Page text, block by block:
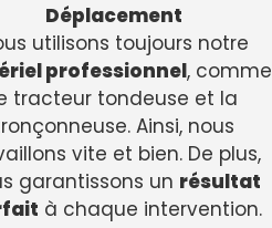
Déplacement
utilisons toujours notre
professionnel, comme
tracteur tondeuse et la
Ainsi, nous
vite et bien. De plus,
garantissons un résultat
à chaque intervention.